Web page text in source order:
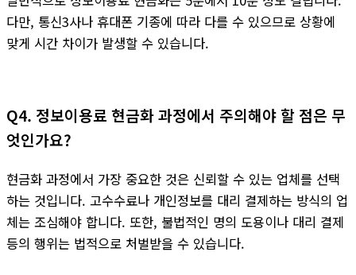
다만, 통신3사나 휴대폰 기종에 따라 다를 수 있으므로 상황에
맞게 시간 차이가 발생할 수 있습니다.
Q4. 정보이용료 현금화 과정에서 주의해야 할 점은 무
엇인가요?
현금화 과정에서 가장 중요한 것은 신뢰할 수 있는 업체를 선택
하는 것입니다. 고수수료나 개인정보를 대리 결제하는 방식의 업
체는 조심해야 합니다. 또한, 불법적인 명의 도용이나 대리 결제
등의 행위는 법적으로 처벌받을 수 있습니다.